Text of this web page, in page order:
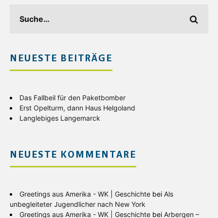
NEUESTE BEITRÄGE
Das Fallbeil für den Paketbomber
Erst Opelturm, dann Haus Helgoland
Langlebiges Langemarck
NEUESTE KOMMENTARE
Greetings aus Amerika - WK | Geschichte bei Als
unbegleiteter Jugendlicher nach New York
Greetings aus Amerika - WK | Geschichte bei Arbergen –